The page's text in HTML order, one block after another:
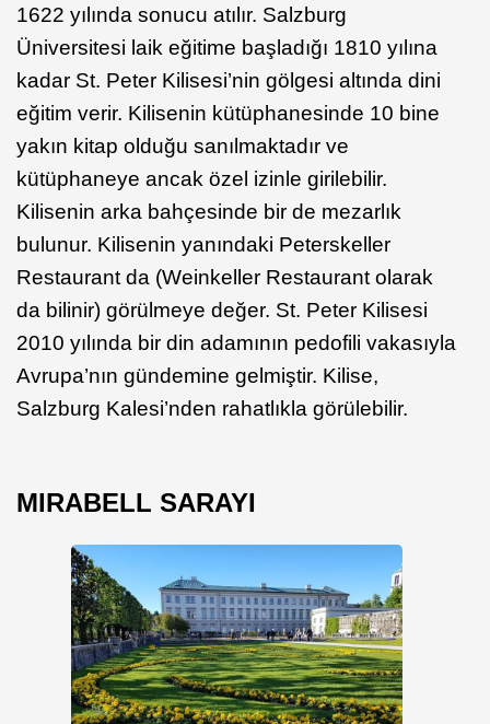
1622 yılında sonucu atılır. Salzburg
Üniversitesi laik eğitime başladığı 1810 yılına
kadar St. Peter Kilisesi’nin gölgesi altında dini
eğitim verir. Kilisenin kütüphanesinde 10 bine
yakın kitap olduğu sanılmaktadır ve
kütüphaneye ancak özel izinle girilebilir.
Kilisenin arka bahçesinde bir de mezarlık
bulunur. Kilisenin yanındaki Peterskeller
Restaurant da (Weinkeller Restaurant olarak
da bilinir) görülmeye değer. St. Peter Kilisesi
2010 yılında bir din adamının pedofili vakasıyla
Avrupa’nın gündemine gelmiştir. Kilise,
Salzburg Kalesi’nden rahatlıkla görülebilir.
MIRABELL SARAYI